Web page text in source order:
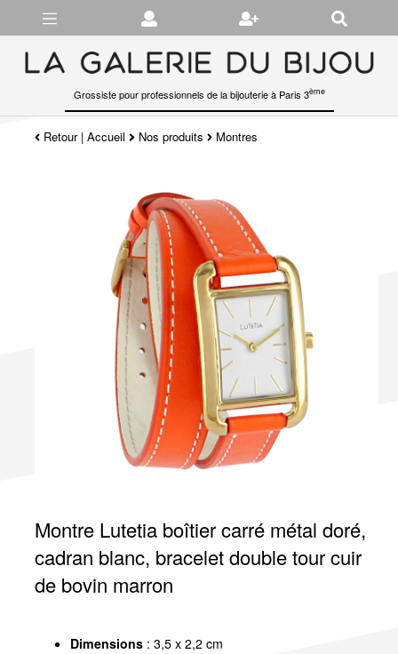
Grossiste pour professionnels de la bijouterie à Paris 3ème
Retour|Accueil Nos produits Montres
Montre Lutetia boîtier carré métal doré,
cadran blanc, bracelet double tour cuir
de bovin marron
Dimensions: 3,5 x 2,2 cm
Gérer les préférences en matière de cookies